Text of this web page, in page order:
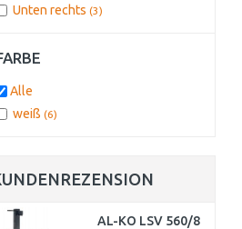
Unten rechts (3)
Alle
weiß (6)
AL-KO LSV 560/8